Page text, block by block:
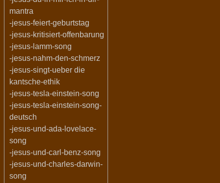
mantra
-jesus-feiert-geburtstag
-jesus-kritisiert-offenbarung
-jesus-lamm-song
-jesus-nahm-den-schmerz
-jesus-singt-ueber die
kantsche-ethik
-jesus-tesla-einstein-song
-jesus-tesla-einstein-song-
deutsch
-jesus-und-ada-lovelace-
song
-jesus-und-carl-benz-song
-jesus-und-charles-darwin-
song